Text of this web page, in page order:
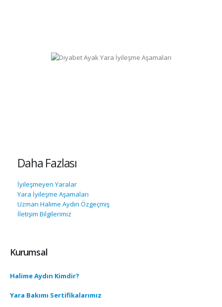
Daha Fazlası
İyileşmeyen Yaralar
Yara İyileşme Aşamaları
Uzman Halime Aydın Özgeçmiş
İletişim Bilgilerimiz
Kurumsal
Halime Aydın Kimdir?
Yara Bakımı Sertifikalarımız